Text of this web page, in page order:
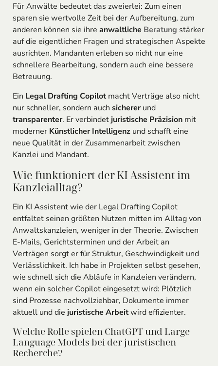
Für Anwälte bedeutet das zweierlei: Zum einen
sparen sie wertvolle Zeit bei der Aufbereitung, zum
anderen können sie ihre anwaltliche Beratung stärker
auf die eigentlichen Fragen und strategischen Aspekte
ausrichten. Mandanten erleben so nicht nur eine
schnellere Bearbeitung, sondern auch eine bessere
Betreuung.
Ein Legal Drafting Copilotmacht Verträge also nicht
nur schneller, sondern auch sichererund
transparenter. Er verbindet juristische Präzisionmit
moderner Künstlicher Intelligenzund schafft eine
neue Qualität in der Zusammenarbeit zwischen
Kanzlei und Mandant.
Wie funktioniert der KI Assistent im
Kanzleialltag?
Ein KI Assistent wie der Legal Drafting Copilot
entfaltet seinen größten Nutzen mitten im Alltag von
Anwaltskanzleien, weniger in der Theorie. Zwischen
E-Mails, Gerichtsterminen und der Arbeit an
Verträgen sorgt er für Struktur, Geschwindigkeit und
Verlässlichkeit. Ich habe in Projekten selbst gesehen,
wie schnell sich die Abläufe in Kanzleien verändern,
wenn ein solcher Copilot eingesetzt wird: Plötzlich
sind Prozesse nachvollziehbar, Dokumente immer
aktuell und die juristische Arbeitwird effizienter.
Welche Rolle spielen ChatGPT und Large
Language Models bei der juristischen
Recherche?